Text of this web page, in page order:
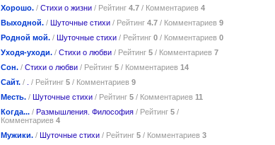
Хорошо. / Стихи о жизни / Рейтинг 4.7 / Комментариев 4
Выходной. / Шуточные стихи / Рейтинг 4.7 / Комментариев 9
Родной мой. / Шуточные стихи / Рейтинг 0 / Комментариев 0
Уходя-уходи. / Стихи о любви / Рейтинг 5 / Комментариев 7
Сон. / Стихи о любви / Рейтинг 5 / Комментариев 14
Сайт. / / Рейтинг 5 / Комментариев 9
Месть. / Шуточные стихи / Рейтинг 5 / Комментариев 11
Когда... / Размышления. Философия / Рейтинг 5 /
Комментариев 4
Мужики. / Шуточные стихи / Рейтинг 5 / Комментариев 3